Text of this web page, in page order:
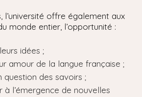
l’université offre également aux
monde entier, l’opportunité :
idées ;
amour de la langue française ;
des savoirs ;
à l’émergence de nouvelles